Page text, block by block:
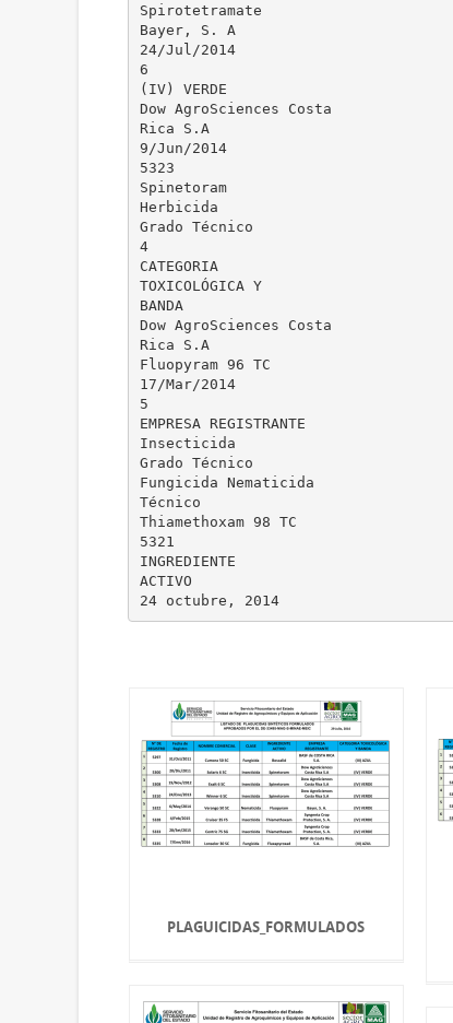
Spirotetramate
Bayer, S. A
24/Jul/2014
6
(IV) VERDE
Dow AgroSciences Costa
Rica S.A
9/Jun/2014
5323
Spinetoram
Herbicida
Grado Técnico
4
CATEGORIA
TOXICOLÓGICA Y
BANDA
Dow AgroSciences Costa
Rica S.A
Fluopyram 96 TC
17/Mar/2014
5
EMPRESA REGISTRANTE
Insecticida
Grado Técnico
Fungicida Nematicida
Técnico
Thiamethoxam 98 TC
5321
INGREDIENTE
ACTIVO
24 octubre, 2014
PLAGUICIDAS_FORMULADOS